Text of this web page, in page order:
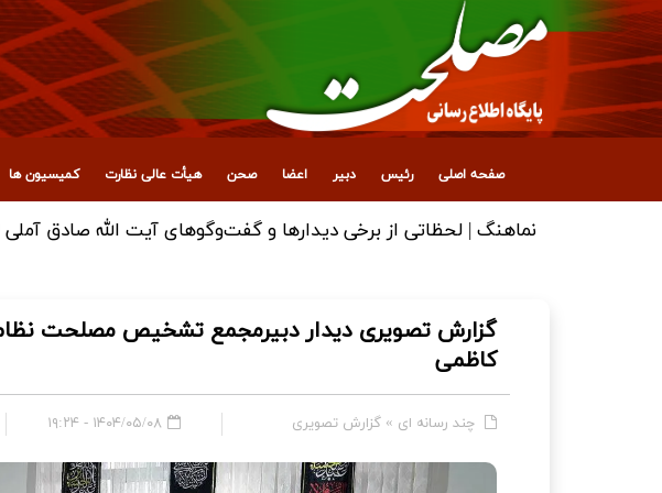
صفحه اصلی رئیس دبیر اعضا صحن هیأت عالی نظارت کمیسیون ها
نماهنگ | لحظاتی از برخی دیدارها و گفت‌وگوهای آیت ‌الله صادق آملی
گزارش تصویری دیدار دبیرمجمع تشخیص مصلحت
کاظمی
چند رسانه ای » گزارش تصویری ۱۴۰۴/۰۵/۰۸ - ۱۹:۲۴